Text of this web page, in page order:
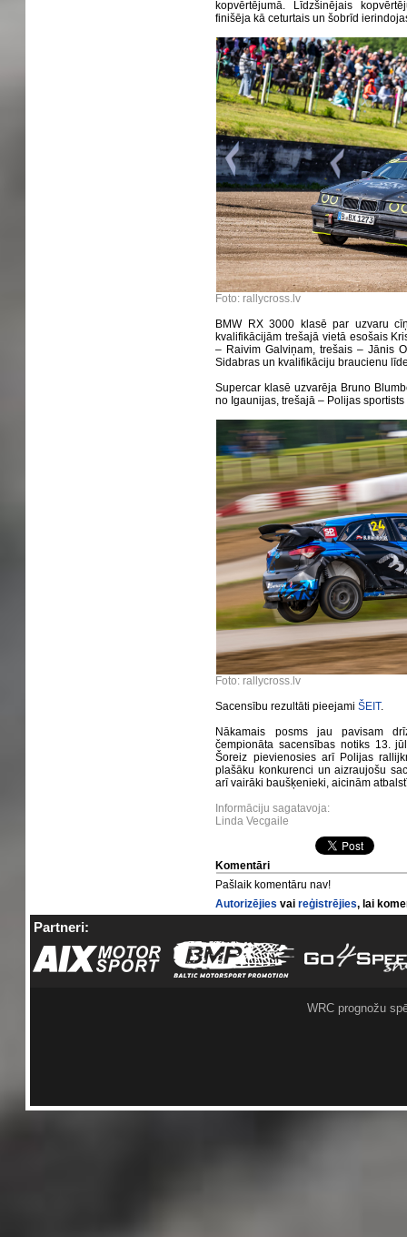
kopvērtējumā. Līdzšinējais
finišēja kā ceturtais un šobrīd
Foto: rallycross.lv
BMW RX 3000 klasē par uzvaru
kvalifikācijām trešajā vietā esošais
– Raivim Galviņam, trešais – Jānis
Sidabras un kvalifikāciju braucienu
Supercar klasē uzvarēja Bruno
no Igaunijas, trešajā – Polijas
Foto: rallycross.lv
Sacensību rezultāti pieejamiŠEIT.
Nākamais posms jau pavisam
čempionāta sacensības notiks 13.
Šoreiz pievienosies arī Polijas
plašāku konkurenci un aizraujošu
arī vairāki baušķenieki, aicinām
Informāciju sagatavoja:
Linda Vecgaile
Komentāri
Pašlaik komentāru nav!
Autorizējies vaireģistrējies, lai
Partneri:
WRC prognožu